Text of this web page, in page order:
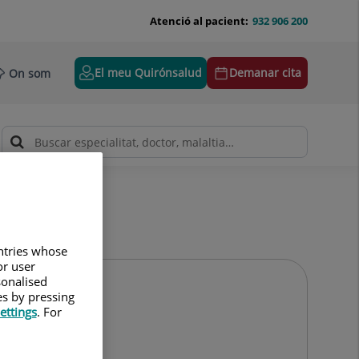
932 906 200
Atenció al pacient:
On som El meu Quirónsalud Demanar cita
whose
user
by pressing
. For